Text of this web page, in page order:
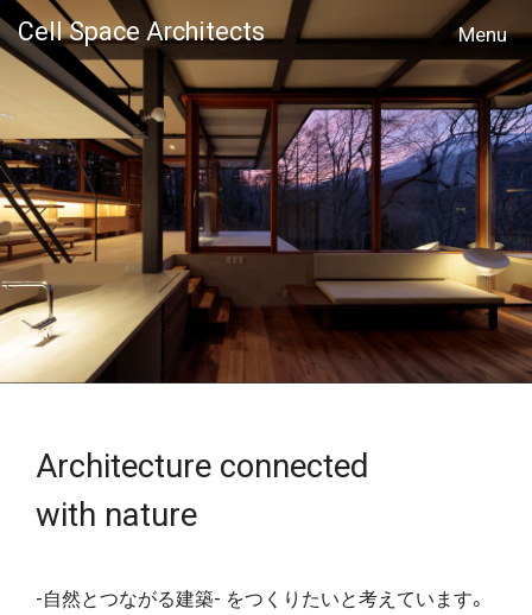
Cell Space Architects
MENU
Architecture connected
with nature
-自然とつながる建築- をつくりたいと考えています。